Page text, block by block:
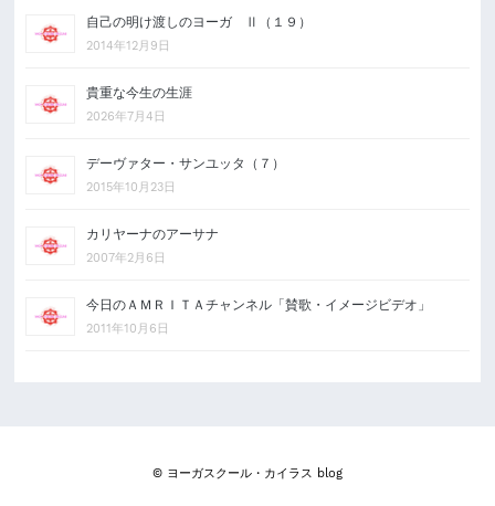
自己の明け渡しのヨーガ Ⅱ（１９）
2014年12月9日
貴重な今生の生涯
2026年7月4日
デーヴァター・サンユッタ（７）
2015年10月23日
カリヤーナのアーサナ
2007年2月6日
今日のＡＭＲＩＴＡチャンネル「賛歌・イメージビデオ」
2011年10月6日
© ヨーガスクール・カイラス blog